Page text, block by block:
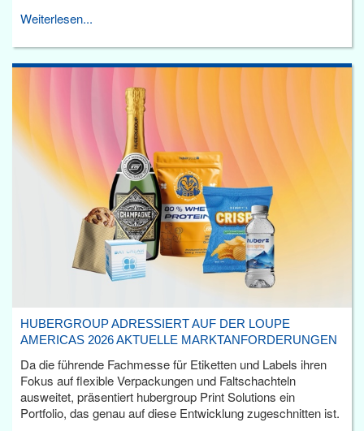
Weiterlesen...
HUBERGROUP ADRESSIERT AUF DER LOUPE
AMERICAS 2026 AKTUELLE MARKTANFORDERUNGEN
Da die führende Fachmesse für Etiketten und Labels ihren
Fokus auf flexible Verpackungen und Faltschachteln
ausweitet, präsentiert hubergroup Print Solutions ein
Portfolio, das genau auf diese Entwicklung zugeschnitten ist.